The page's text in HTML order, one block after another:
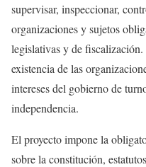
supervisar, inspeccionar,
organizaciones y sujetos
legislativas y de fiscalización.
existencia de las
intereses del gobierno de
independencia.
El proyecto impone la
sobre la constitución,